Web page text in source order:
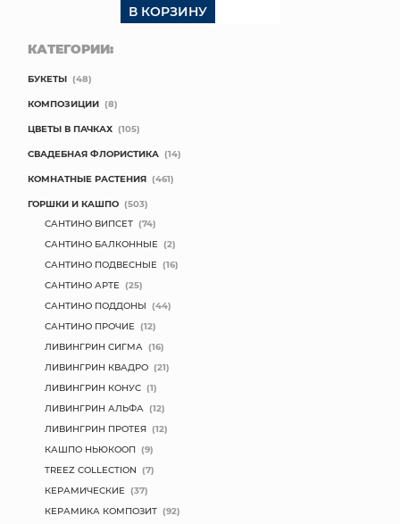
В КОРЗИНУ
КАТЕГОРИИ:
БУКЕТЫ (48)
КОМПОЗИЦИИ (8)
ЦВЕТЫ В ПАЧКАХ (105)
СВАДЕБНАЯ ФЛОРИСТИКА (14)
КОМНАТНЫЕ РАСТЕНИЯ (461)
ГОРШКИ И КАШПО (503)
САНТИНО ВИПСЕТ (74)
САНТИНО БАЛКОННЫЕ (2)
САНТИНО ПОДВЕСНЫЕ (16)
САНТИНО АРТЕ (25)
САНТИНО ПОДДОНЫ (44)
САНТИНО ПРОЧИЕ (12)
ЛИВИНГРИН СИГМА (16)
ЛИВИНГРИН КВАДРО (21)
ЛИВИНГРИН КОНУС (1)
ЛИВИНГРИН АЛЬФА (12)
ЛИВИНГРИН ПРОТЕЯ (12)
КАШПО НЬЮКООП (9)
TREEZ COLLECTION (7)
КЕРАМИЧЕСКИЕ (37)
КЕРАМИКА КОМПОЗИТ (92)